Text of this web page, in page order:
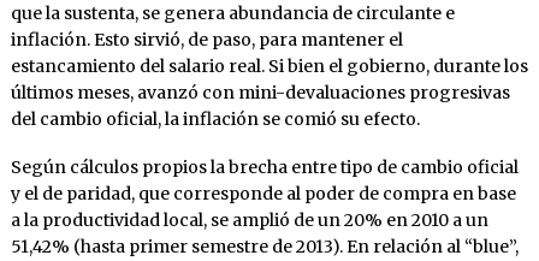
que la sustenta, se genera abundancia de circulante e
inflación. Esto sirvió, de paso, para mantener el
estancamiento del salario real. Si bien el gobierno, durante los
últimos meses, avanzó con mini-devaluaciones progresivas
del cambio oficial, la inflación se comió su efecto.
Según cálculos propios la brecha entre tipo de cambio oficial
y el de paridad, que corresponde al poder de compra en base
a la productividad local, se amplió de un 20% en 2010 a un
51,42% (hasta primer semestre de 2013). En relación al “blue”,